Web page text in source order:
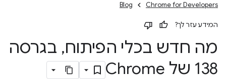
Chrome for Developers
Blog
המידע עזר לך?
מה חדש בכלי הפיתוח, בגרסה
138 של Chrome